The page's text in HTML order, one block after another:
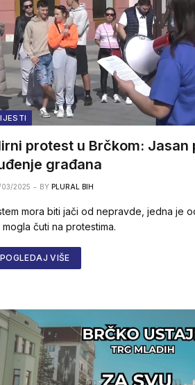
protest u Brčkom: Jasan
građana
2025 BY PLURAL BIH
mora biti jači od nepravde, jedna je
mogla čuti na protestima.
POGLEDAJ VIŠE